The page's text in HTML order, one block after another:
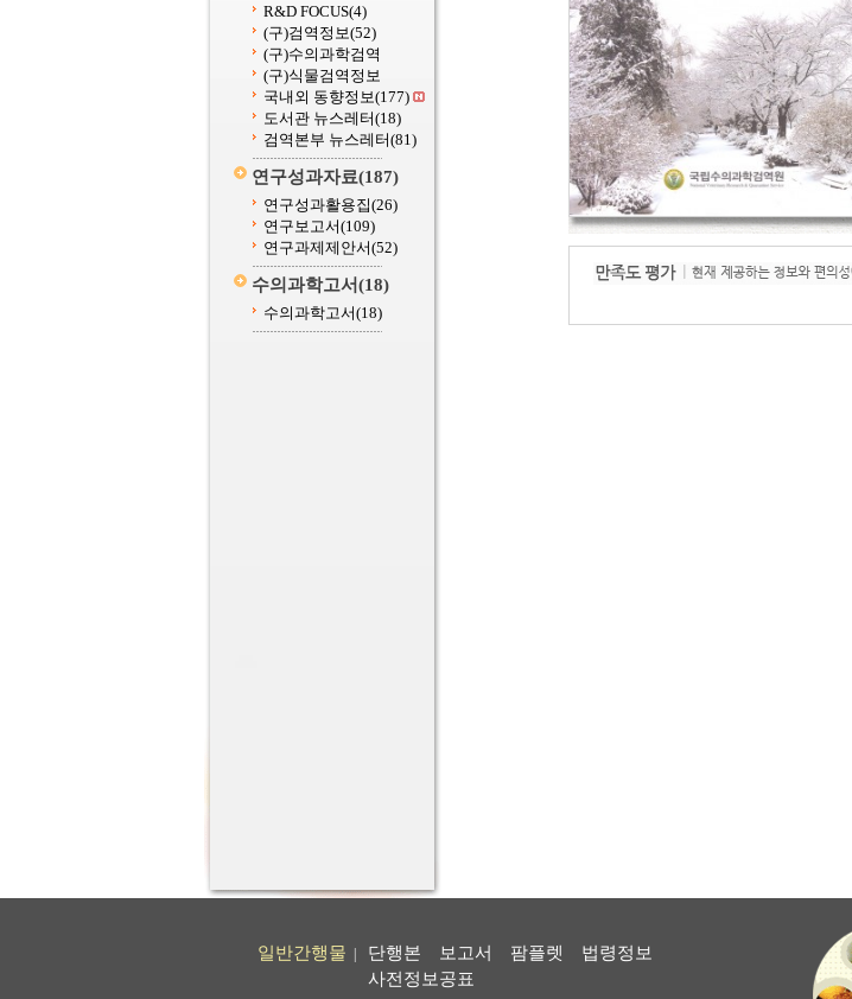
R&D FOCUS(4)
(구)검역정보(52)
(구)수의과학검역
(구)식물검역정보
국내외 동향정보(177)
도서관 뉴스레터(18)
검역본부 뉴스레터(81)
연구성과자료(187)
연구성과활용집(26)
연구보고서(109)
연구과제제안서(52)
수의과학고서(18)
수의과학고서(18)
일반간행물 단행본 보고서 팜플렛
법령정보
사전정보공표